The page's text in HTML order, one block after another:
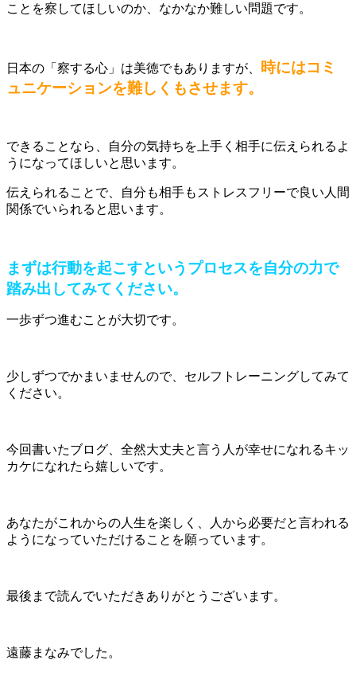
ことを察してほしいのか、なかなか難しい問題です。
日本の「察する心」は美徳でもありますが、 時にはコミ
ュニケーションを難しくもさせます。
できることなら、自分の気持ちを上手く相手に伝えられるよ
うになってほしいと思います。
伝えられることで、自分も相手もストレスフリーで良い人間
関係でいられると思います。
まずは行動を起こすというプロセスを自分の力で
踏み出してみてください。
一歩ずつ進むことが大切です。
少しずつでかまいませんので、セルフトレーニングしてみて
ください。
今回書いたブログ、全然大丈夫と言う人が幸せになれるキッ
カケになれたら嬉しいです。
あなたがこれからの人生を楽しく、人から必要だと言われる
ようになっていただけることを願っています。
最後まで読んでいただきありがとうございます。
遠藤まなみでした。